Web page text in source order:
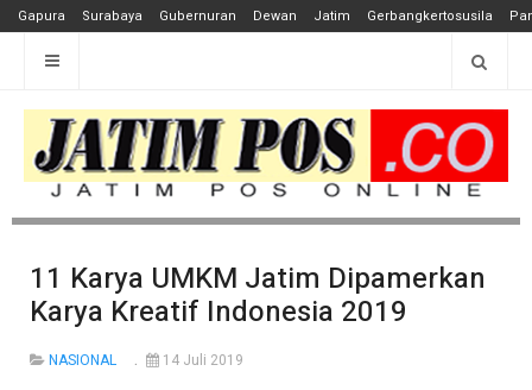
Gapura Surabaya Gubernuran Dewan Jatim Gerbangkertosusila
11 Karya UMKM Jatim Dipamerkan
Karya Kreatif Indonesia 2019
NASIONAL 14 Juli 2019